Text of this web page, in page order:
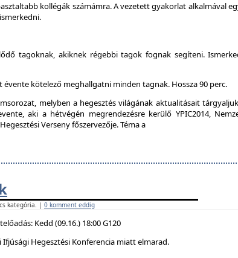
kollégák számámra. A vezetett gyakorlat alkalmával
tagoknak, akiknek régebbi tagok fognak segíteni.
évente kötelező meghallgatni minden tagnak. Hossza 90 perc.
melyben a hegesztés világának aktualitásait
aki a hétvégén megrendezésre kerülő YPIC2014,
Verseny főszervezője. Téma a
kategória. | 0 komment eddig
Kedd (09.16.) 18:00 G120
Hegesztési Konferencia miatt elmarad.